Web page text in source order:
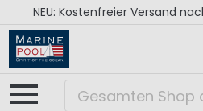
RÉGATES ROYALES